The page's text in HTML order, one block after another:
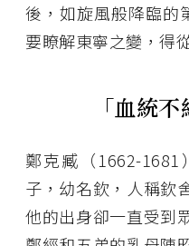
後，如旋風般降臨
要瞭解東寧之變，得
「血統
鄭克臧（1662-
子，幼名欽，人稱欽
他的出身卻一直受到